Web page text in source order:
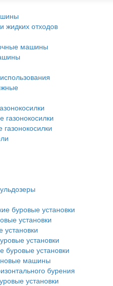
жидких отходов
машины
газонокосилки
буровые установки
установки
установки
буровые установки
машины
бурения
установки